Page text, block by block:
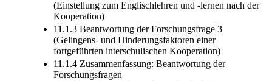
(Einstellung zum Englischlehren und -lernen nach der
Kooperation)
11.1.3 Beantwortung der Forschungsfrage 3
(Gelingens- und Hinderungsfaktoren einer
fortgeführten interschulischen Kooperation)
11.1.4 Zusammenfassung: Beantwortung der
Forschungsfragen